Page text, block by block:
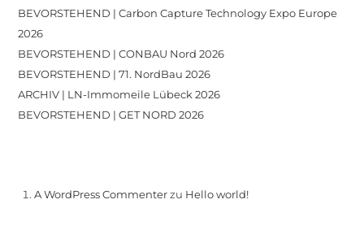
BEVORSTEHEND | Carbon Capture Technology Expo Europe
2026
BEVORSTEHEND | CONBAU Nord 2026
BEVORSTEHEND | 71. NordBau 2026
ARCHIV | LN-Immomeile Lübeck 2026
BEVORSTEHEND | GET NORD 2026
A WordPress Commenterzu Hello world!